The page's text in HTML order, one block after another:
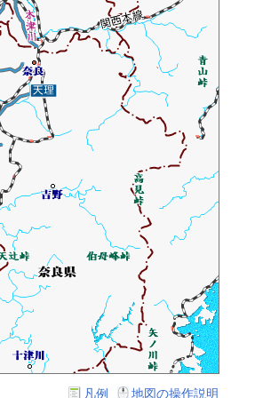
凡例 地図の操作説明